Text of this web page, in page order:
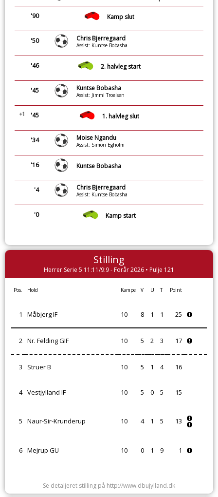
'90 Kamp slut
'50 Chris Bjerregaard
Assist: Kuntse Bobasha
'46 2. halvleg start
'45 Kuntse Bobasha
Assist: Jimmi Troelsen
'45
+1 1. halvleg slut
'34 Moise Ngandu
Assist: Simon Egholm
'16 Kuntse Bobasha
'4 Chris Bjerregaard
Assist: Kuntse Bobasha
'0 Kamp start
Stilling
Herrer Serie 5 11:11/9:9 - Forår 2026 • Pulje 121
Pos. Hold Kampe V U T Point
1 Måbjerg IF 10 8 1 1 25
2 Nr. Felding GIF 10 5 2 3 17
3 Struer B 10 5 1 4 16
4 Vestjylland IF 10 5 0 5 15
5 Naur-Sir-Krunderup 10 4 1 5 13
6 Mejrup GU 10 0 1 9 1
Se detaljeret stilling på http://www.dbujylland.dk